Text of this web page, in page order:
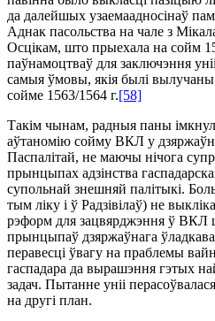
да далейшых узаемаадносінаў
Аднак пасольства на чале з
Осцікам, што прыехала на сойм
паўнамоцтваў для заключэння
самыя ўмовы, якія былі вылучаны
сойме 1563/1564 г.[58]
Такім чынам, радныя паны
аўтаномію сойму ВКЛ у
Паспалітай, не маючы нічога
прынцыпах адзінства
супольнай знешняй палітыкі.
тым ліку і ў Радзівілаў) не
рэформ для зацвярджэння ў ВКЛ
прынцыпаў дзяржаўнага
перавесці ўвагу на праблемы
гаспадара да вырашэння гэтых
задач. Пытанне уніі
на другі план.